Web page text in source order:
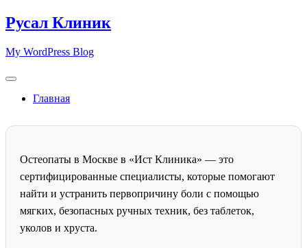
Skip
to
Русал Клиник
My WordPress Blog
Главная
Остеопаты в Москве в «Ист Клиника» — это
сертифицированные специалисты, которые помогают
найти и устранить первопричину боли с помощью
мягких, безопасных ручных техник, без таблеток,
уколов и хруста.